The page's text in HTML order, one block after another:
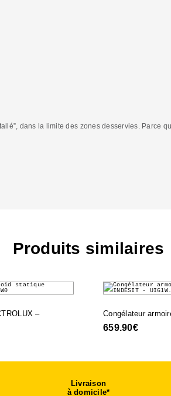
dans la limite des zones desservies. Parce
Produits similaires
–
Congélateur
659.90€
Livraison
à domicile*